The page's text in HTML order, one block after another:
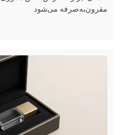
مقرون‌به‌صرفه می‌شود